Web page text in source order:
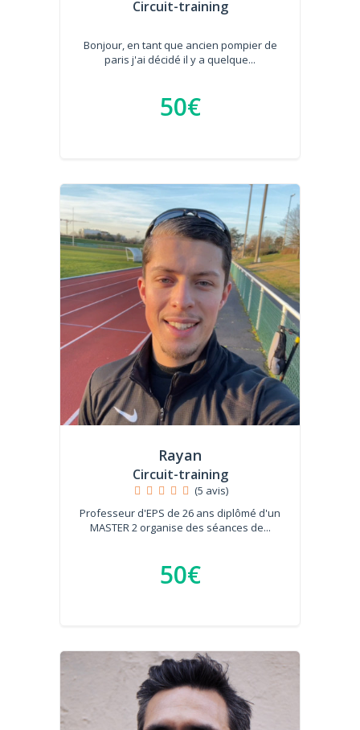
Circuit-training
Bonjour, en tant que ancien pompier de
paris j'ai décidé il y a quelque...
50€
Rayan
Circuit-training
(5 avis)
Professeur d'EPS de 26 ans diplômé d'un
MASTER 2 organise des séances de...
50€